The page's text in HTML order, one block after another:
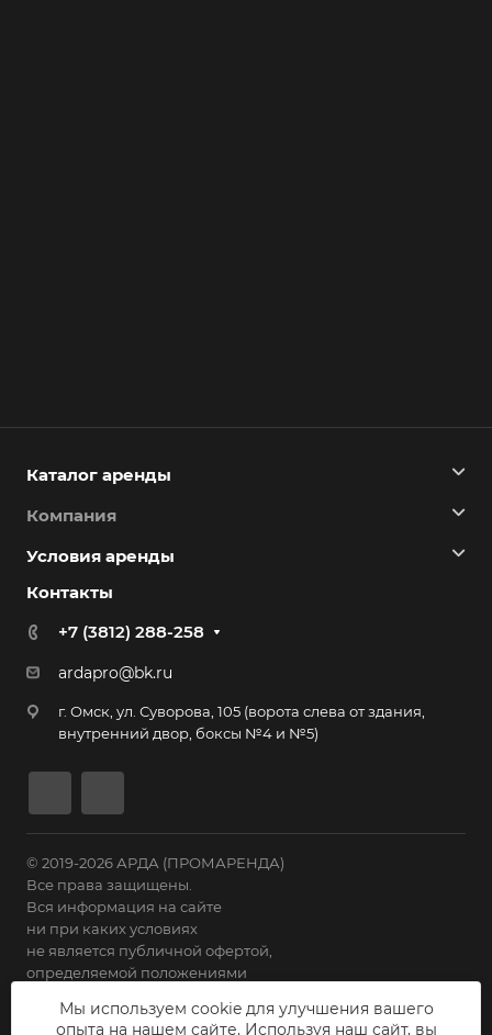
Каталог аренды
Компания
Условия аренды
Контакты
+7 (3812) 288-258
ardapro@bk.ru
г. Омск, ул. Суворова, 105 (ворота слева от здания,
внутренний двор, боксы №4 и №5)
© 2019-2026 АРДА (ПРОМАРЕНДА)
Все права защищены.
Вся информация на сайте
ни при каких условиях
не является публичной офертой,
определяемой положениями
Мы используем cookie для улучшения вашего
опыта на нашем сайте. Используя наш сайт, вы